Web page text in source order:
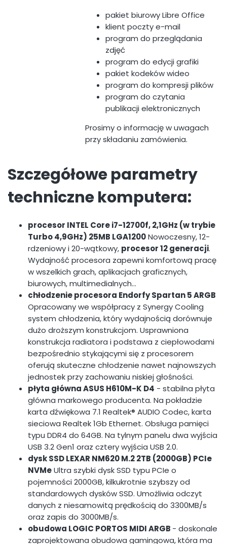
pakiet biurowy Libre Office
klient poczty e-mail
program do przeglądania
zdjęć
program do edycji grafiki
pakiet kodeków wideo
program do kompresji plików
program do czytania
publikacji elektronicznych
Prosimy o informację w uwagach
przy składaniu zamówienia.
Szczegółowe parametry
techniczne komputera:
procesor INTEL Core i7-12700f, 2,1GHz (w trybie
Turbo 4,9GHz) 25MB LGA1200Nowoczesny, 12-
rdzeniowy i 20-wątkowy, procesor 12 generacji.
Wydajność procesora zapewni komfortową pracę
w wszelkich grach, aplikacjach graficznych,
biurowych, multimedialnych...
chłodzenie procesora Endorfy Spartan 5 ARGB
Opracowany we współpracy z Synergy Cooling
system chłodzenia, który wydajnością dorównuje
dużo droższym konstrukcjom. Usprawniona
konstrukcja radiatora i podstawa z ciepłowodami
bezpośrednio stykającymi się z procesorem
oferują skuteczne chłodzenie nawet najnowszych
jednostek przy zachowaniu niskiej głośności.
płyta główna ASUS H610M-K D4 - stabilna płyta
główna markowego producenta. Na pokładzie
karta dźwiękowa 7.1 Realtek® AUDIO Codec, karta
sieciowa Realtek 1Gb Ethernet. Obsługa pamięci
typu DDR4 do 64GB. Na tylnym panelu dwa wyjścia
USB 3.2 Gen1 oraz cztery wyjścia USB 2.0.
dysk SSD LEXAR NM620 M.2 2TB (2000GB) PCIe
NVMeUltra szybki dysk SSD typu PCIe o
pojemności 2000GB, kilkukrotnie szybszy od
standardowych dysków SSD. Umożliwia odczyt
danych z niesamowitą prędkością do 3300MB/s
oraz zapis do 3000MB/s.
obudowa LOGIC PORTOS MIDI ARGB - doskonale
zaprojektowana obudowa gamingowa, która ma